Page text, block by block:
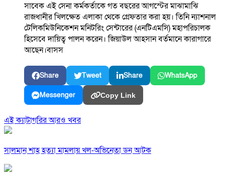
সাবেক এই সেনা কর্মকর্তাকে গত বছরের আগস্টের মাঝামাঝি
রাজধানীর খিলক্ষেত এলাকা থেকে গ্রেফতার করা হয়। তিনি ন্যাশনাল
টেলিকমিউনিকেশন মনিটরিং সেন্টারের (এনটিএমসি) মহাপরিচালক
হিসেবে দায়িত্ব পালন করেন। জিয়াউল আহসান বর্তমানে কারাগারে
আছেন।বাসস
Share Tweet Share WhatsApp
Messenger Copy Link
এই ক্যাটাগরির আরও খবর
সালমান শাহ হত্যা মামলায় খল-অভিনেতা ডন আটক